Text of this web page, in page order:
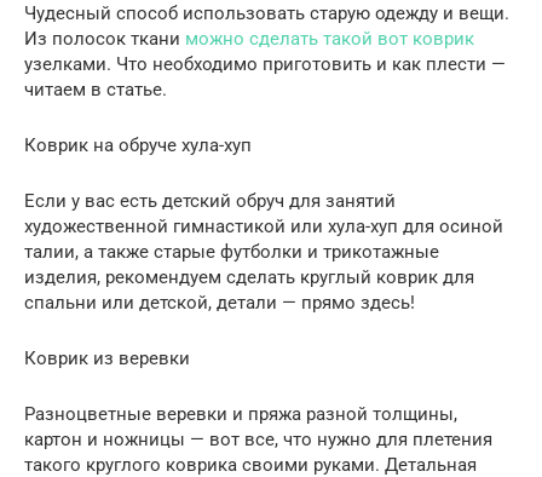
Чудесный способ использовать старую одежду и вещи.
Из полосок ткани можно сделать такой вот коврик
узелками. Что необходимо приготовить и как плести —
читаем в статье.
Коврик на обруче хула-хуп
Если у вас есть детский обруч для занятий
художественной гимнастикой или хула-хуп для осиной
талии, а также старые футболки и трикотажные
изделия, рекомендуем сделать круглый коврик для
спальни или детской, детали — прямо здесь!
Коврик из веревки
Разноцветные веревки и пряжа разной толщины,
картон и ножницы — вот все, что нужно для плетения
такого круглого коврика своими руками. Детальная